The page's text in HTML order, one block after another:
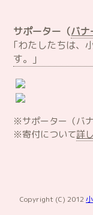
サポーター（バナ
｢わたしたちは、
す。｣
※サポーター（バ
※寄付について詳
Copyright (C) 2012